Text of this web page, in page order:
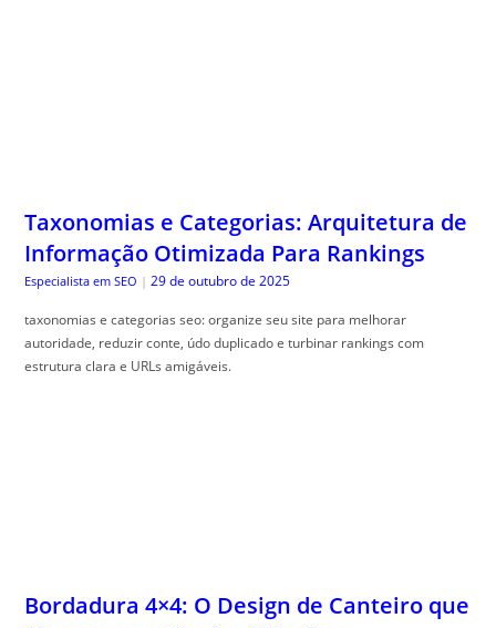
Taxonomias e Categorias: Arquitetura de
Informação Otimizada Para Rankings
Especialista em SEO | 29 de outubro de 2025
taxonomias e categorias seo: organize seu site para melhorar
autoridade, reduzir conte, údo duplicado e turbinar rankings com
estrutura clara e URLs amigáveis.
Bordadura 4×4: O Design de Canteiro que